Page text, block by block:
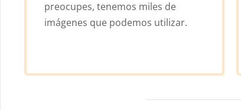
preocupes, tenemos miles de
imágenes que podemos utilizar.